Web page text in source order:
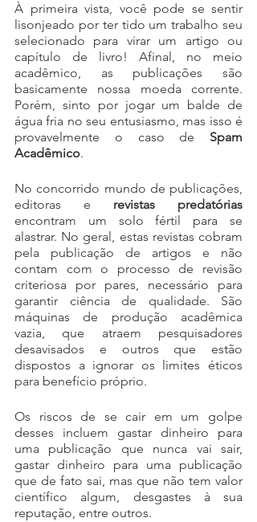
À primeira vista, você pode se sentir
lisonjeado por ter tido um trabalho seu
selecionado para virar um artigo ou
capítulo de livro! Afinal, no meio
acadêmico, as publicações são
basicamente nossa moeda corrente.
Porém, sinto por jogar um balde de
água fria no seu entusiasmo, mas isso é
provavelmente o caso de Spam
Acadêmico.
No concorrido mundo de publicações,
editoras e revistas predatórias
encontram um solo fértil para se
alastrar. No geral, estas revistas cobram
pela publicação de artigos e não
contam com o processo de revisão
criteriosa por pares, necessário para
garantir ciência de qualidade. São
máquinas de produção acadêmica
vazia, que atraem pesquisadores
desavisados e outros que estão
dispostos a ignorar os limites éticos
para benefício próprio.
Os riscos de se cair em um golpe
desses incluem gastar dinheiro para
uma publicação que nunca vai sair,
gastar dinheiro para uma publicação
que de fato sai, mas que não tem valor
científico algum, desgastes à sua
reputação, entre outros.